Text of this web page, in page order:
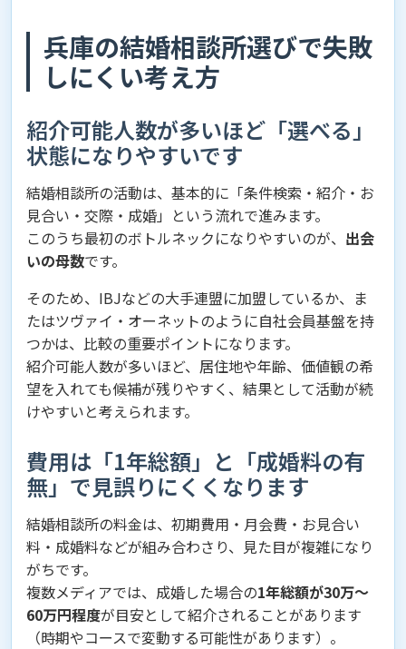
兵庫の結婚相談所選びで失敗
しにくい考え方
紹介可能人数が多いほど「選べる」
状態になりやすいです
結婚相談所の活動は、基本的に「条件検索・紹介・お
見合い・交際・成婚」という流れで進みます。
このうち最初のボトルネックになりやすいのが、 出会
いの母数です。
そのため、IBJなどの大手連盟に加盟しているか、ま
たはツヴァイ・オーネットのように自社会員基盤を持
つかは、比較の重要ポイントになります。
紹介可能人数が多いほど、居住地や年齢、価値観の希
望を入れても候補が残りやすく、結果として活動が続
けやすいと考えられます。
費用は「1年総額」と「成婚料の有
無」で見誤りにくくなります
結婚相談所の料金は、初期費用・月会費・お見合い
料・成婚料などが組み合わさり、見た目が複雑になり
がちです。
複数メディアでは、成婚した場合の1年総額が30万〜
60万円程度が目安として紹介されることがあります
（時期やコースで変動する可能性があります）。